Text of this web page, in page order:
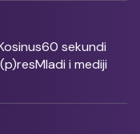
60 sekundi
Mladi i mediji